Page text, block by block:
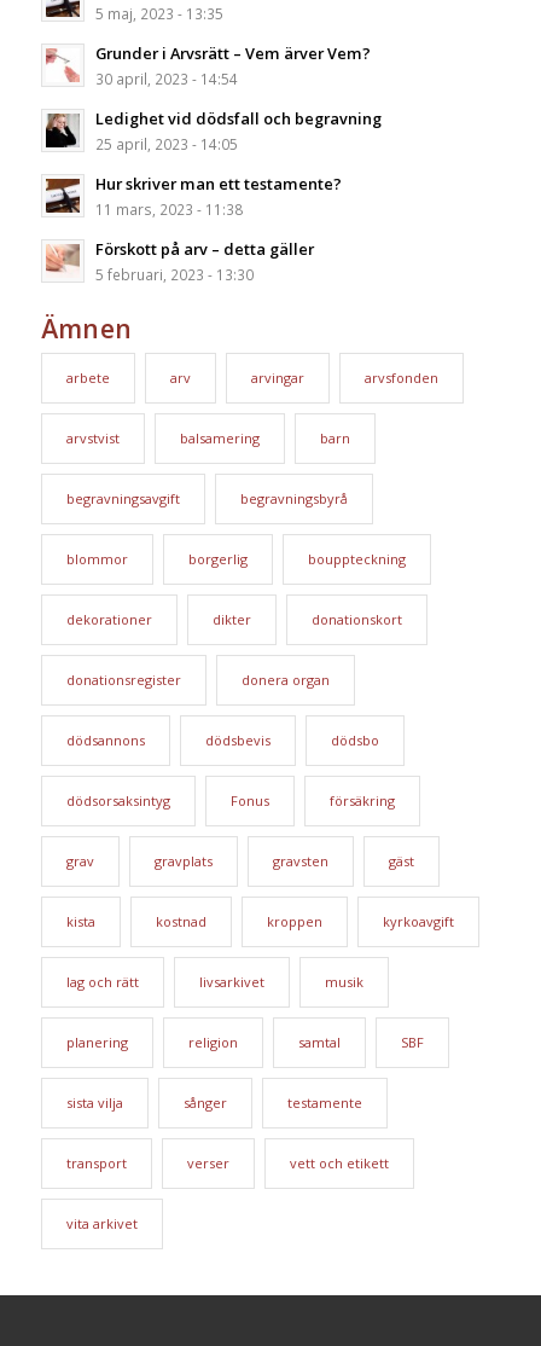
5 maj, 2023 - 13:35
Grunder i Arvsrätt – Vem ärver Vem?
30 april, 2023 - 14:54
Ledighet vid dödsfall och begravning
25 april, 2023 - 14:05
Hur skriver man ett testamente?
11 mars, 2023 - 11:38
Förskott på arv – detta gäller
5 februari, 2023 - 13:30
Ämnen
arbete arv arvingar arvsfonden
arvstvist balsamering barn
begravningsavgift begravningsbyrå
blommor borgerlig bouppteckning
dekorationer dikter donationskort
donationsregister donera organ
dödsannons dödsbevis dödsbo
dödsorsaksintyg Fonus försäkring
grav gravplats gravsten gäst
kista kostnad kroppen kyrkoavgift
lag och rätt livsarkivet musik
planering religion samtal SBF
sista vilja sånger testamente
transport verser vett och etikett
vita arkivet